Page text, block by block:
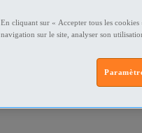
En cliquant sur « Accepter tous les
navigation sur le site, analyser son